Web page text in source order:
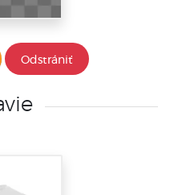
Odstrániť